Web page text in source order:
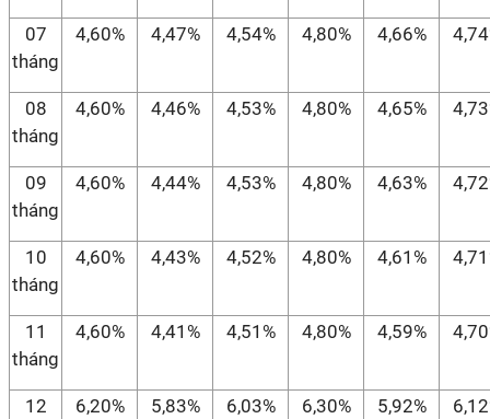
07
tháng
4,60% 4,47% 4,54% 4,80% 4,66%
08
tháng
4,60% 4,46% 4,53% 4,80% 4,65%
09
tháng
4,60% 4,44% 4,53% 4,80% 4,63%
10
tháng
4,60% 4,43% 4,52% 4,80% 4,61%
11
tháng
4,60% 4,41% 4,51% 4,80% 4,59%
12 6,20% 5,83% 6,03% 6,30% 5,92%